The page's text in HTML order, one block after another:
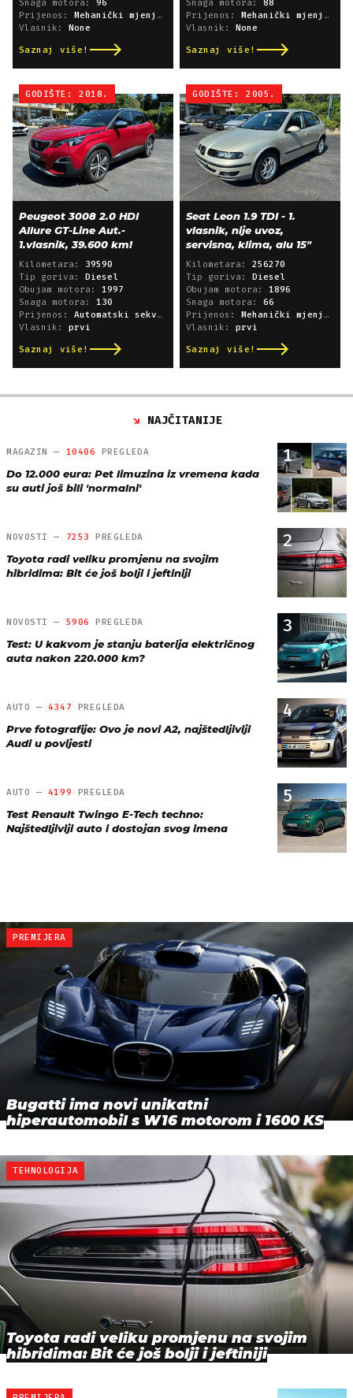
Snaga motora: 96
Prijenos:
Mehanički mjenjač
Vlasnik:
None
Saznaj više!
Snaga motora: 88
Prijenos:
Mehanički mjenjač
Vlasnik:
None
Saznaj više!
GODIŠTE: 2018.
Peugeot 3008 2.0 HDI
Allure GT-Line Aut.-
1.vlasnik, 39.600 km!
Kilometara: 39590
Tip goriva:
Diesel
Obujam motora: 1997
Snaga motora: 130
Prijenos: Automatski sekvencijski
Vlasnik: prvi
Saznaj više!
GODIŠTE: 2005.
Seat Leon 1.9 TDI - 1.
vlasnik, nije uvoz,
servisna, klima, alu 15"
Kilometara: 256270
Tip goriva:
Diesel
Obujam motora: 1896
Snaga motora: 66
Prijenos:
Mehanički mjenjač
Vlasnik: prvi
Saznaj više!
NAJČITANIJE
1
MAGAZIN — 10406 PREGLEDA
Do 12.000 eura: Pet limuzina iz vremena kada
su auti još bili 'normalni'
2
NOVOSTI — 7253 PREGLEDA
Toyota radi veliku promjenu na svojim
hibridima: Bit će još bolji i jeftiniji
3
NOVOSTI — 5906 PREGLEDA
Test: U kakvom je stanju baterija električnog
auta nakon 220.000 km?
4
AUTO — 4347 PREGLEDA
Prve fotografije: Ovo je novi A2, najštedljiviji
Audi u povijesti
5
AUTO — 4199 PREGLEDA
Test Renault Twingo E-Tech techno:
Najštedljiviji auto i dostojan svog imena
PREMIJERA
Bugatti ima novi unikatni
hiperautomobil s W16 motorom i 1600 KS
TEHNOLOGIJA
Toyota radi veliku promjenu na svojim
hibridima: Bit će još bolji i jeftiniji